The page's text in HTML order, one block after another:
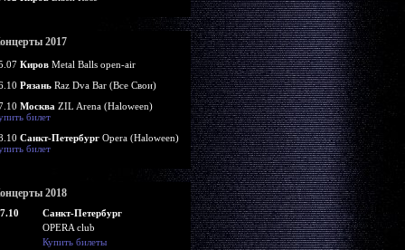
2017
Киров Metal Balls open-air
Рязань Raz Dva Bar (Все Свои)
Москва ZIL Arena (Haloween)
билет
Санкт-Петербург Opera (Haloween)
билет
2018
Санкт-Петербург
OPERA club
Купить билеты